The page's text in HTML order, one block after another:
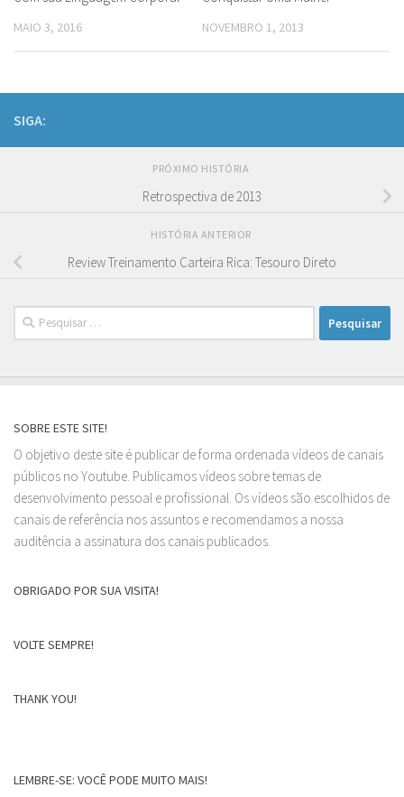
MAIO 3, 2016 NOVEMBRO 1, 2013
SIGA:
PRÓXIMO HISTÓRIA
Retrospectiva de 2013
HISTÓRIA ANTERIOR
Review Treinamento Carteira Rica: Tesouro Direto
Pesquisar
por:
SOBRE ESTE SITE!
O objetivo deste site é publicar de forma ordenada vídeos de canais
públicos no Youtube. Publicamos vídeos sobre temas de
desenvolvimento pessoal e profissional. Os vídeos são escolhidos de
canais de referência nos assuntos e recomendamos a nossa
auditência a assinatura dos canais publicados.
OBRIGADO POR SUA VISITA!
VOLTE SEMPRE!
THANK YOU!
LEMBRE-SE: VOCÊ PODE MUITO MAIS!